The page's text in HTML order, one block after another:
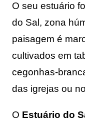
O seu estuário
do Sal, zona
paisagem é
cultivados em
cegonhas-
das igrejas ou
O Estuário do